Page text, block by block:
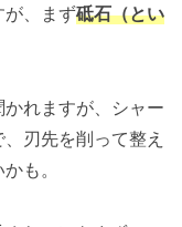
が、まず砥石（とい
れますが、シャー
刃先を削って整え
も。